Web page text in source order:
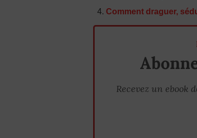
Comment draguer,
Recevez un ebook